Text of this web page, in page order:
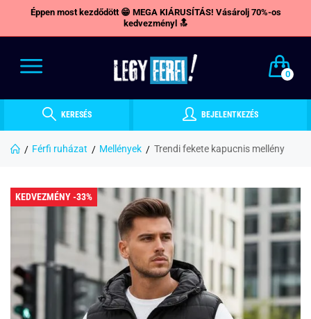
Éppen most kezdődött 😁 MEGA KIÁRUSÍTÁS! Vásárolj 70%-os
kedvezményl 🔝
0
KERESÉS BEJELENTKEZÉS
Férfi ruházat Mellények Trendi fekete kapucnis mellény
KEDVEZMÉNY -33%